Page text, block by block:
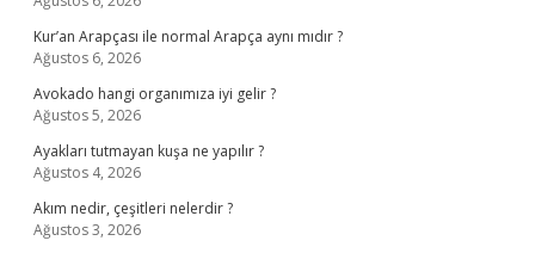
Kur’an Arapçası ile normal Arapça aynı mıdır ?
Ağustos 6, 2026
Avokado hangi organımıza iyi gelir ?
Ağustos 5, 2026
Ayakları tutmayan kuşa ne yapılır ?
Ağustos 4, 2026
Akım nedir, çeşitleri nelerdir ?
Ağustos 3, 2026